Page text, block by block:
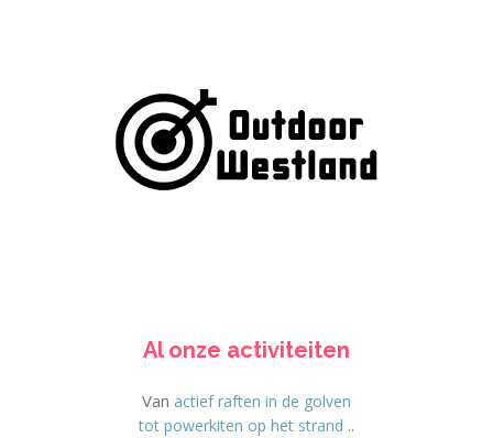
Al onze activiteiten
Van actief raften in de golven
tot powerkiten op het strand ..